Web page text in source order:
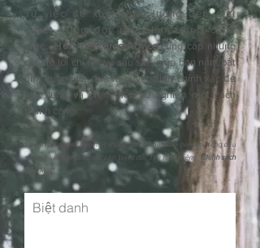
Từ việc đề xuất tăng lương đến giải
quyết xung đột nảy sinh trong công
việc, HỏiVietCareerAdvicecung cấp những
câu trả lời chi tiết và sâu sắc, giúp bạn nắm bắt
tình huống và đưa ra quyết định chính xác để
xây dựng và phát triển sự nghiệp một cách
thành công.
Chúng tôi đặt sự bảo mật thông tin cá nhân của bạn lên hàng đầu
và cam kết đảm bảo an toàn tuyệt đối. Tìm hiểu thêm: " Chính sách
Bảo Mật"
Biệt danh